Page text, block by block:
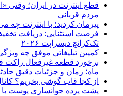
قطع اینترنت در ایران؛ وقتی
مردم قربانی
پیرمان کردید؛ با اینترنت چه
تک‌کرانچ دیسراپت ۲۰۲۶
کمپین تبلیغاتی موفق چه
ماه؛ زمان و جزئیات دقیق
از کجا قاب گوشی بخریم؟
پشت پرده جوانسازی پوست با